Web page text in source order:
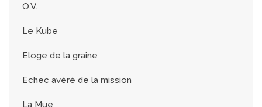
O.V.
Le Kube
Eloge de la graine
Echec avéré de la mission
La Mue